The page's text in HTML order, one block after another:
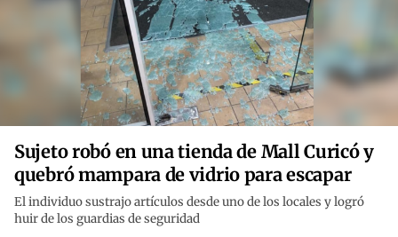
Sujeto robó en una tienda de Mall Curicó y
quebró mampara de vidrio para escapar
El individuo sustrajo artículos desde uno de los locales y logró
huir de los guardias de seguridad